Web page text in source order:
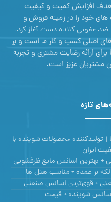
افزایش کمیت و کیفیت
خود را در زمینه فروش و
ضد عفونی کننده دست آغاز کرد.
اصلی کسب و کار ما است و بر
ارائه رضایت مشتری و تجربه
مشتریان عزیز است.
تازه
| تولیدکننده محصولات شوینده با
ایران
+ بهترین اسانس مایع ظرفشویی
بر عمده + مناسب هتل ها
+ قوی‌ترین اسانس‌ صنعتی
شوینده + قیمت